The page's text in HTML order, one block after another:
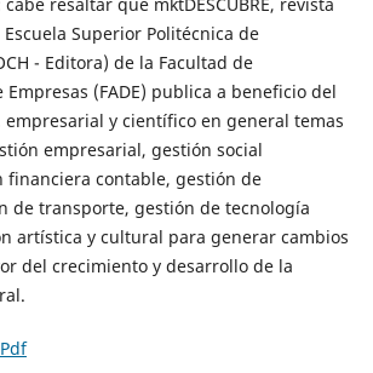
Superior Politécnica de
- Editora) de la Facultad de
(FADE) publica a beneficio del
empresarial y científico en general temas
empresarial, gestión social
financiera contable, gestión de
de transporte, gestión de tecnología
artística y cultural para generar cambios
del crecimiento y desarrollo de la